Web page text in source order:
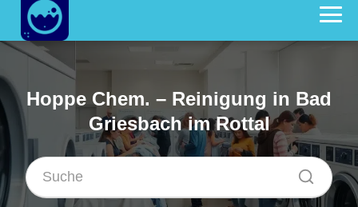
Hoppe Chem. – Reinigung in Bad
Griesbach im Rottal